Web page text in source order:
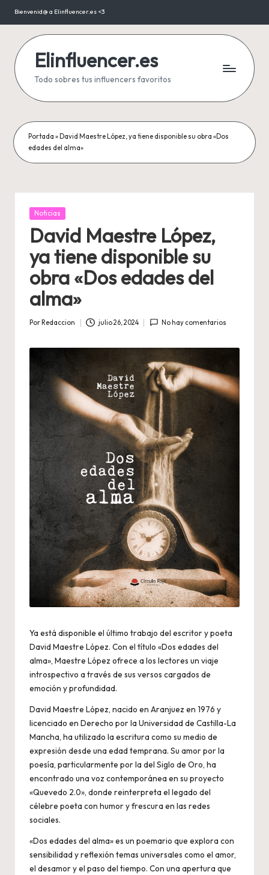
Saltar
contenido
Bienvenid@ a Elinfluencer.es <3
Elinfluencer.es
Todo sobres tus influencers favoritos
Portada » David Maestre López, ya tiene disponible su obra «Dos
edades del alma»
Publicada
Noticias
David Maestre López,
ya tiene disponible su
obra «Dos edades del
alma»
Por Redaccion julio 26, 2024 No hay comentarios
Ya está disponible el último trabajo del escritor y poeta
David Maestre López. Con el título «Dos edades del
alma», Maestre López ofrece a los lectores un viaje
introspectivo a través de sus versos cargados de
emoción y profundidad.
David Maestre López, nacido en Aranjuez en 1976 y
licenciado en Derecho por la Universidad de Castilla-La
Mancha, ha utilizado la escritura como su medio de
expresión desde una edad temprana. Su amor por la
poesía, particularmente por la del Siglo de Oro, ha
encontrado una voz contemporánea en su proyecto
«Quevedo 2.0», donde reinterpreta el legado del
célebre poeta con humor y frescura en las redes
sociales.
«Dos edades del alma» es un poemario que explora con
sensibilidad y reflexión temas universales como el amor,
el desamor y el paso del tiempo. Con una apertura que